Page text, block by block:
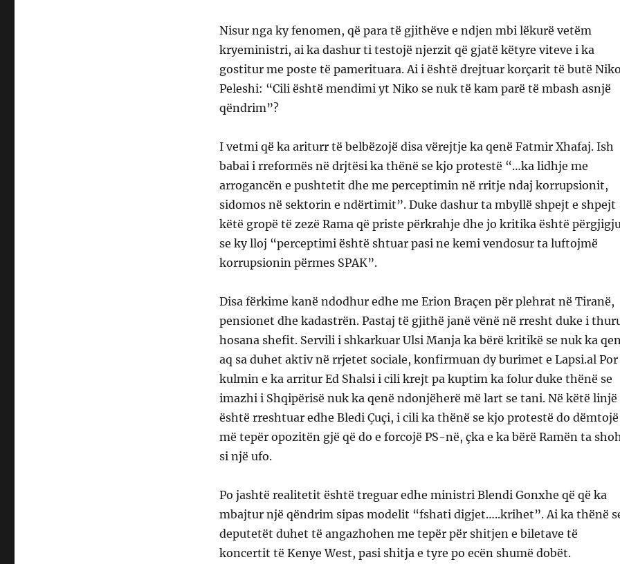
Nisur nga ky fenomen, që para të gjithëve e ndjen mbi lëkurë vetëm
kryeministri, ai ka dashur ti testojë njerzit që gjatë këtyre viteve i ka
gostitur me poste të pamerituara. Ai i është drejtuar korçarit të butë
Peleshi: “Cili është mendimi yt Niko se nuk të kam parë të mbash asnjë
qëndrim”?
I vetmi që ka ariturr të belbëzojë disa vërejtje ka qenë Fatmir Xhafaj. Ish
babai i rreformës në drjtësi ka thënë se kjo protestë “…ka lidhje me
arrogancën e pushtetit dhe me perceptimin në rritje ndaj korrupsionit,
sidomos në sektorin e ndërtimit”. Duke dashur ta mbyllë shpejt e shpejt
këtë gropë të zezë Rama që priste përkrahje dhe jo kritika është
se ky lloj “perceptimi është shtuar pasi ne kemi vendosur ta luftojmë
korrupsionin përmes SPAK”.
Disa fërkime kanë ndodhur edhe me Erion Braçen për plehrat në Tiranë,
pensionet dhe kadastrën. Pastaj të gjithë janë vënë në rresht duke i
hosana shefit. Servili i shkarkuar Ulsi Manja ka bërë kritikë se nuk ka
aq sa duhet aktiv në rrjetet sociale, konfirmuan dy burimet e Lapsi.al Por
kulmin e ka arritur Ed Shalsi i cili krejt pa kuptim ka folur duke thënë se
imazhi i Shqipërisë nuk ka qenë ndonjëherë më lart se tani. Në këtë linjë
është rreshtuar edhe Bledi Çuçi, i cili ka thënë se kjo protestë do dëmtojë
më tepër opozitën gjë që do e forcojë PS-në, çka e ka bërë Ramën ta
si një ufo.
Po jashtë realitetit është treguar edhe ministri Blendi Gonxhe që që ka
mbajtur një qëndrim sipas modelit “fshati digjet…..krihet”. Ai ka thënë
deputetët duhet të angazhohen me tepër për shitjen e biletave të
koncertit të Kenye West, pasi shitja e tyre po ecën shumë dobët.